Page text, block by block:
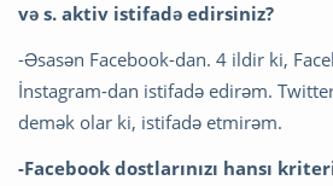
və s. aktiv istifadə edirsiniz?
-Əsasən Facebook-dan. 4 ildir ki,
İnstagram-dan istifadə edirəm.
demək olar ki, istifadə etmirəm.
-Facebook dostlarınızı hansı